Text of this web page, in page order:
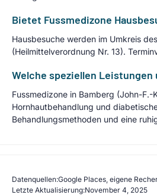
Bietet Fussmedizone
Hausbesuche werden im Umkreis
(Heilmittelverordnung Nr. 13).
Welche speziellen
Fussmedizone in Bamberg (John-
Hornhautbehandlung und
Behandlungsmethoden und eine
Datenquellen:Google Places, eigene
Letzte Aktualisierung:November 4, 2025